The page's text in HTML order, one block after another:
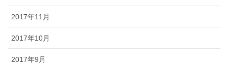
2017年11月
2017年10月
2017年9月